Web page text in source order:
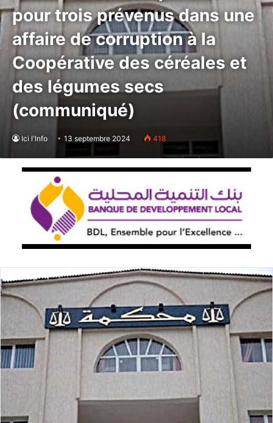
pour trois prévenus dans une
affaire de corruption à la
Coopérative des céréales et
des légumes secs
(communiqué)
Ici l'Info 13 septembre 2024 418